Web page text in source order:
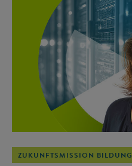
ZUKUNFTSMISSION BILDUNG